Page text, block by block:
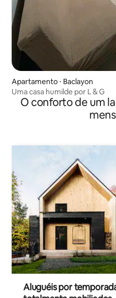
Apartamento ⋅ Baclayon
Uma casa humilde por L & G
O conforto de um
Aluguéis por